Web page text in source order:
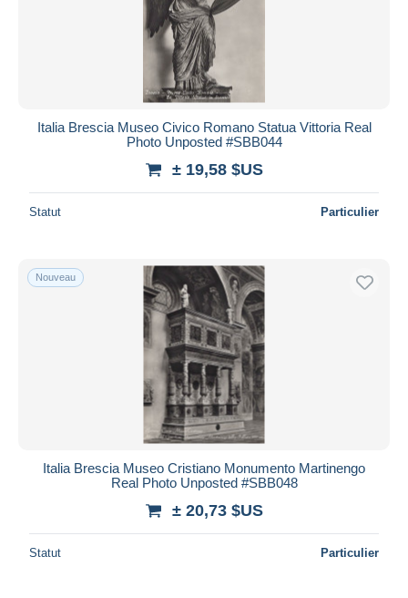
Italia Brescia Museo Civico Romano Statua Vittoria Real
Photo Unposted #SBB044
± 19,58 $US
Statut Particulier
Nouveau
Italia Brescia Museo Cristiano Monumento Martinengo
Real Photo Unposted #SBB048
± 20,73 $US
Statut Particulier